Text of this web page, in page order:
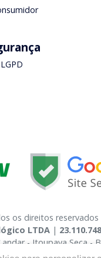
os direitos
LTDA |
andar - Itoupava Seca
6, Medicamentos: